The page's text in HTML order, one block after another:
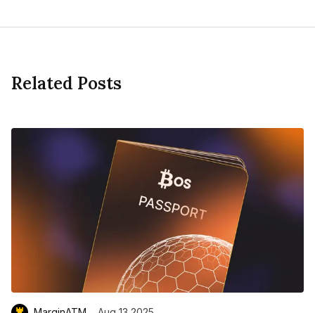
Related Posts